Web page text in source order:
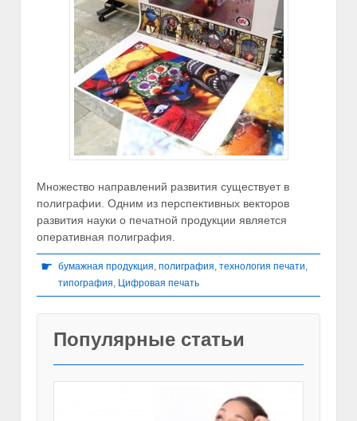
Множество направлений развития существует в
полиграфии. Одним из перспективных векторов
развития науки о печатной продукции является
оперативная полиграфия.
☛ бумажная продукция полиграфия технология печати
типография Цифровая печать
Популярные статьи